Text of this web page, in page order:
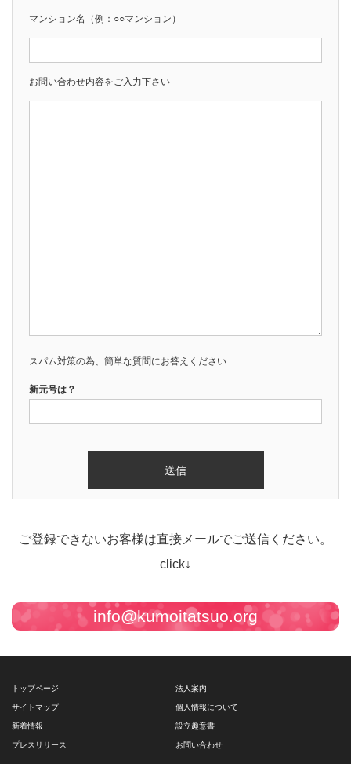
マンション名（例：○○マンション）
お問い合わせ内容をご入力下さい
スパム対策の為、簡単な質問にお答えください
新元号は？
ご登録できないお客様は直接メールでご送信ください。
click↓
info@kumoitatsuo.org
トップページ
サイトマップ
新着情報
プレスリリース
法人案内
個人情報について
設立趣意書
お問い合わせ